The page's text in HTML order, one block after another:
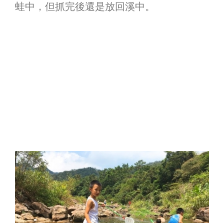
蛙中，但抓完後還是放回溪中。